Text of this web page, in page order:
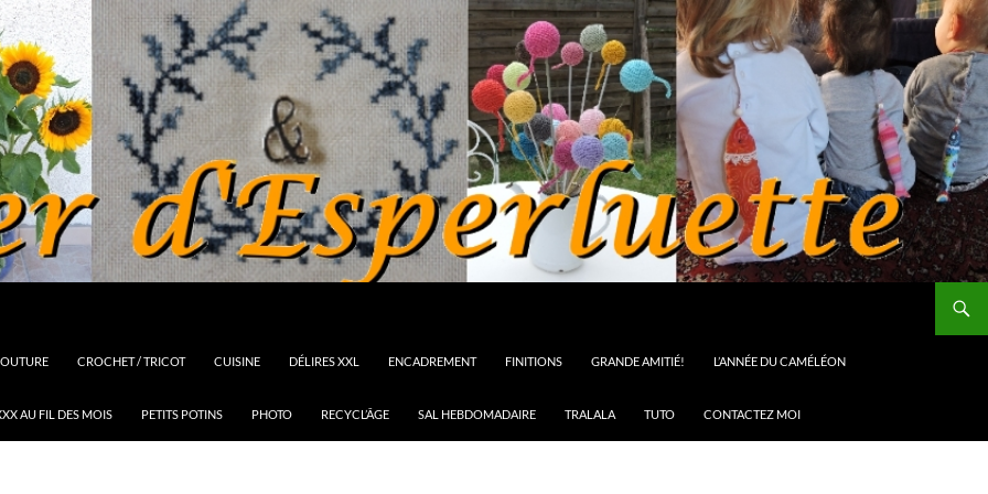
CROCHET / TRICOT CUISINE DÉLIRES XXL ENCADREMENT FINITIONS GRANDE AMITIÉ! L’ANNÉE DU CAMÉLÉON
AU FIL DES MOIS PETITS POTINS PHOTO RECYCL’ÂGE SAL HEBDOMADAIRE TRALALA TUTO CONTACTEZ MOI